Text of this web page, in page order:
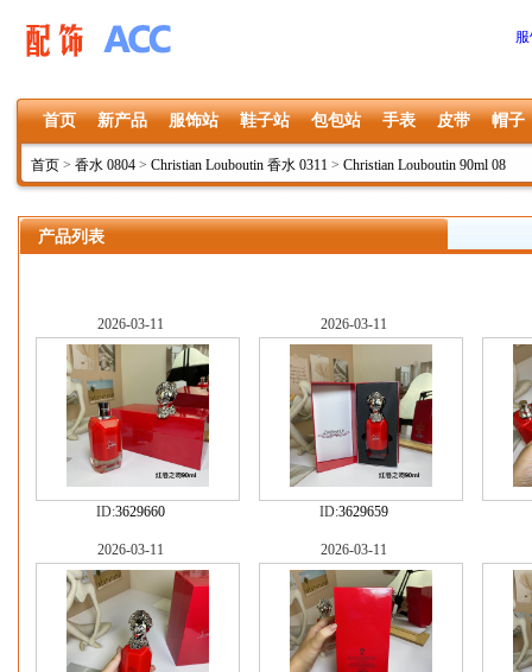
首页 新产品 服饰站 鞋子站 包包站 手表 皮带 帽子
首页 > 香水 0804 > Christian Louboutin 香水 0311 > Christian Louboutin 90ml 08
产品列表
2026-03-11
ID:3629660
2026-03-11
ID:3629659
2026-03-11 2026-03-11